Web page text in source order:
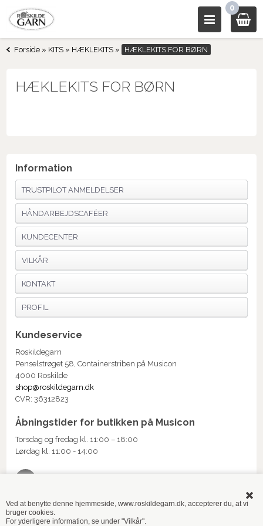
Ved at benytte denne hjemmeside, www.roskildegarn.dk, accepterer du, at vi
bruger cookies.
For yderligere information, se under "Vilkår".
0
Forside » KITS » HÆKLEKITS » HÆKLEKITS FOR BØRN
HÆKLEKITS FOR BØRN
Information
TRUSTPILOT ANMELDELSER
HÅNDARBEJDSCAFÉER
KUNDECENTER
VILKÅR
KONTAKT
PROFIL
Kundeservice
Roskildegarn
Penselstrøget 58, Containerstriben på Musicon
4000 Roskilde
shop@roskildegarn.dk
CVR: 36312823
Åbningstider for butikken på Musicon
Torsdag og fredag kl. 11:00 – 18:00
Lørdag kl. 11:00 - 14:00
TILMELD NYHEDSMAIL